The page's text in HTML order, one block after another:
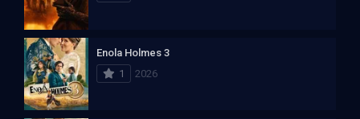
Enola Holmes 3
1
2026